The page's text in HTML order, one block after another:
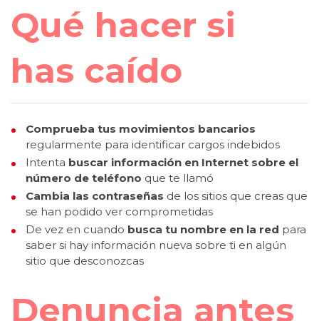
Qué hacer si
has caído
Comprueba tus movimientos bancarios
regularmente para identificar cargos indebidos
Intenta buscar información en Internet sobre el
número de teléfono que te llamó
Cambia las contraseñas de los sitios que creas que
se han podido ver comprometidas
De vez en cuando busca tu nombre en la red para
saber si hay información nueva sobre ti en algún
sitio que desconozcas
Denuncia antes